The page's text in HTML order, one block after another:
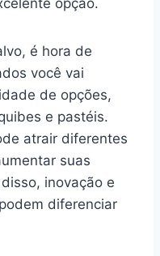
é hora de
você vai
de opções,
e pastéis.
atrair diferentes
suas
inovação e
diferenciar